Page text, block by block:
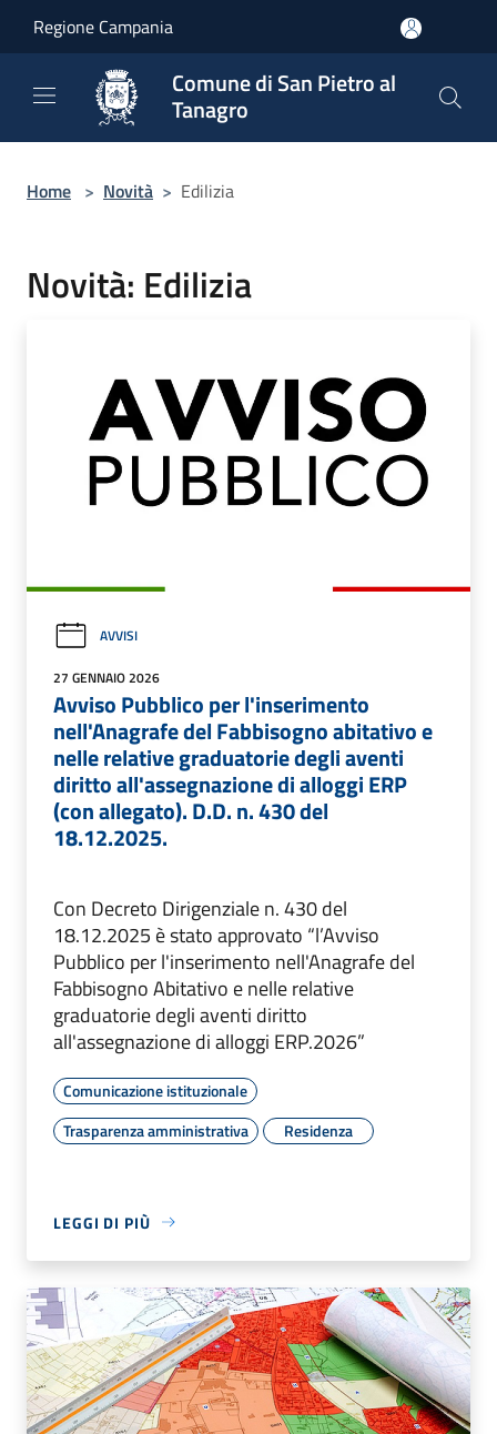
Regione Campania
Comune di San Pietro al
Tanagro
Home > Novità > Edilizia
Novità: Edilizia
AVVISI
27 GENNAIO 2026
Avviso Pubblico per l'inserimento
nell'Anagrafe del Fabbisogno abitativo e
nelle relative graduatorie degli aventi
diritto all'assegnazione di alloggi ERP
(con allegato). D.D. n. 430 del
18.12.2025.
Con Decreto Dirigenziale n. 430 del
18.12.2025 è stato approvato “l’Avviso
Pubblico per l'inserimento nell'Anagrafe del
Fabbisogno Abitativo e nelle relative
graduatorie degli aventi diritto
all'assegnazione di alloggi ERP.2026”
Comunicazione istituzionale
Trasparenza amministrativa
Residenza
LEGGI DI PIÙ